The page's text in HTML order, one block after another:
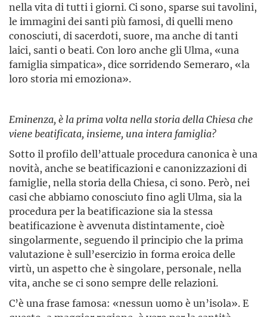
nella vita di tutti i giorni. Ci sono, sparse sui tavolini,
le immagini dei santi più famosi, di quelli meno
conosciuti, di sacerdoti, suore, ma anche di tanti
laici, santi o beati. Con loro anche gli Ulma, «una
famiglia simpatica», dice sorridendo Semeraro, «la
loro storia mi emoziona».
Eminenza, è la prima volta nella storia della Chiesa che
viene beatificata, insieme, una intera famiglia?
Sotto il profilo dell’attuale procedura canonica è una
novità, anche se beatificazioni e canonizzazioni di
famiglie, nella storia della Chiesa, ci sono. Però, nei
casi che abbiamo conosciuto fino agli Ulma, sia la
procedura per la beatificazione sia la stessa
beatificazione è avvenuta distintamente, cioè
singolarmente, seguendo il principio che la prima
valutazione è sull’esercizio in forma eroica delle
virtù, un aspetto che è singolare, personale, nella
vita, anche se ci sono sempre delle relazioni.
C’è una frase famosa: «nessun uomo è un’isola». E